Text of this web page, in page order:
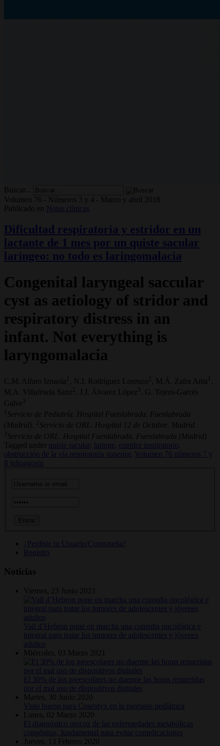
Buscar...
Volumen 76 - Números 3 y 4 - Marzo y abril 2018
Publicado en
Notas clínicas
Dificultad respiratoria y estridor en un
lactante de 1 mes por un quiste sacular
laríngeo: no todo es laringomalacia
Congenital laryngeal saccular
cyst as aetiology of stridor and
respiratory distress in an
infant. Not everything is
laryngomalacia
C.M. Alfaro Iznaola 1 , N.I. Rodríguez Lorenzo , M.Á. Zafra Anta 1
M.A. Villafruela Sanz
, J.J. Álvarez López 3
, G. Tejero-Garcés
Galve 3
1 Servicio de Pediatría. Hospital Fuenlabrada. Fuenlabrada
(Madrid).
2 Servicio de ORL. Hospital 12 de Octubre. Madrid.
3 Servicio de ORL. Hospital Fuenlabrada. Fuenlabrada (Madrid)
Tagged under
quiste sacular, laringe, estridor inspiratorio,
obstrucción de la vía respiratoria superior,
Volumen 76 números 7 y
8 julioagosto
¿Perdiste tu Usuario/Contraseña?
Registro
Noticias
Viernes, 23 Junio 2023
Vall d’Hebron pone en marcha una consulta oncológica e
integral para tratar los tumores de adolescentes y jóvenes
adultos
Miércoles, 03 Marzo 2021
El 30% de los preescolares no duerme las horas requeridas
por el mal uso de dispositivos digitales
Martes, 30 Junio 2020
Visto bueno para Cosentyx en la psoriasis pediátrica
Lunes, 02 Marzo 2020
El diagnóstico precoz de las enfermedades metabólicas
congénitas, fundamental para evitar complicaciones
Jueves, 13 Febrero 2020